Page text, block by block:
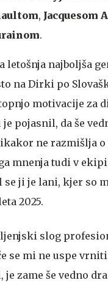
, Jacquesom
.
letošnja najboljša
na Dirki po
motivacije za
pojasnil, da še
ne razmišlja
mnenja tudi v
ji je lani, kjer so
2025.